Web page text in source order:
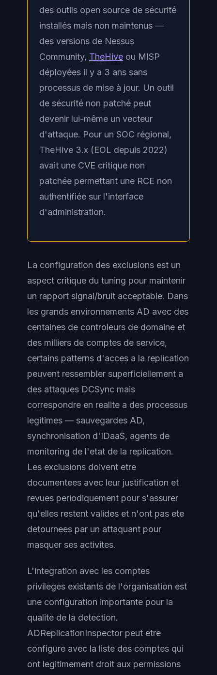
des outils open source de sécurité
installés mais non maintenus —
des versions de Nessus
Community, TheHive ou MISP
déployées il y a 3 ans sans
processus de mise à jour. Un outil
de sécurité non patché peut
devenir lui-même un vecteur
d'attaque. Pour un SOC régional,
TheHive 3.x (EOL depuis 2022)
avait une CVE critique non
patchée permettant une RCE non
authentifiée sur l'interface
d'administration.
La configuration des exclusions est un
aspect critique du tuning pour maintenir
un rapport signal/bruit acceptable. Dans
les grands environnements AD avec des
centaines de controleurs de domaine et
des milliers de comptes de service,
certains patterns d'acces a la replication
peuvent ressembler superficiellement a
des attaques DCSync mais
correspondre en realite a des processus
legitimes — sauvegardes AD,
synchronisation d'IDaaS, agents de
monitoring de l'etat de la replication.
Les exclusions doivent etre
documentees avec leur justification et
revues periodiquement pour s'assurer
qu'elles restent valides et n'ont pas ete
detournees par un attaquant pour
masquer ses activites.
L'integration avec les comptes
privileges existants de l'organisation est
une configuration importante pour la
qualite de la detection.
ADReplicationInspector peut etre
configure avec la liste des comptes qui
ont legitimement droit aux permissions